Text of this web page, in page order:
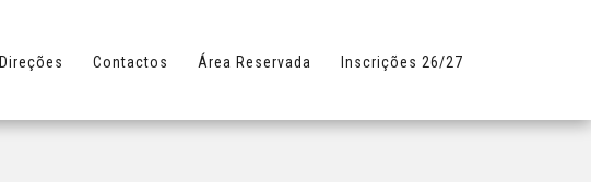
Direções Contactos Área Reservada Inscrições 26/27